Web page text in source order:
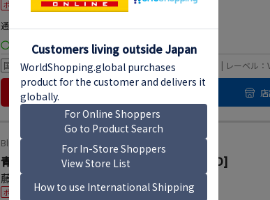
ポイント20%還元
通常価格 ¥1,980 pt数 ：18pt（今なら360pt）
◯ 在庫あり
国内 発売日：2025年11月19日 | 規格品番： VPBT-14281 | レーベル：
Blu-ray Disc
青春18×2 君へと続く道 [Blu-ray Disc+DVD]
藤井道人
ポイント20%還元